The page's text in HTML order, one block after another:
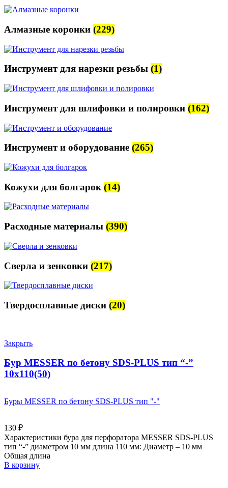
Алмазные коронки (229)
Инструмент для нарезки резьбы (1)
Инструмент для шлифовки и полировки (162)
Инструмент и оборудование (265)
Кожухи для болгарок (14)
Расходные материалы (390)
Сверла и зенковки (217)
Твердосплавные диски (20)
Закрыть
Бур MESSER по бетону SDS-PLUS тип “-”
10х110(50)
Буры MESSER по бетону SDS-PLUS тип "-"
130 ₽
Характеристики бура для перфоратора MESSER SDS-PLUS
тип “-” диаметром 10 мм длина 110 мм: Диаметр – 10 мм
Общая длина
В корзину